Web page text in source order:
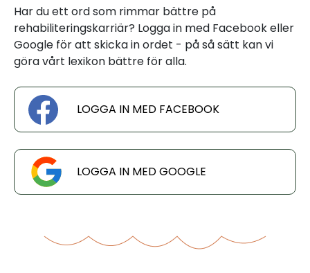
Har du ett ord som rimmar bättre på
rehabiliteringskarriär? Logga in med Facebook eller
Google för att skicka in ordet - på så sätt kan vi
göra vårt lexikon bättre för alla.
LOGGA IN MED FACEBOOK
LOGGA IN MED GOOGLE